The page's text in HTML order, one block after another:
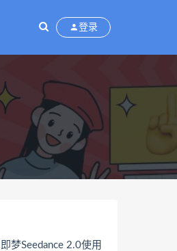
登录
即梦Seedance 2.0使用